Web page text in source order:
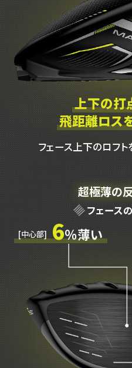
上下の打
飛距離ロス
フェース上下のロフ
超極薄の
フェース
[中心部] 6％薄い